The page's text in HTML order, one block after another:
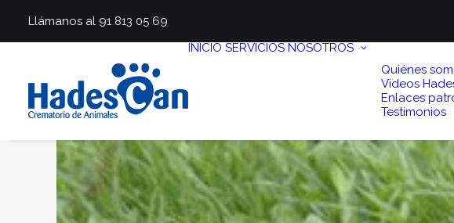
Llámanos al 91 813 05 69
INICIO SERVICIOS NOSOTROS
Quiénes
Videos
Enlaces
Testimonios